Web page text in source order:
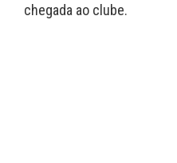
chegada ao clube.